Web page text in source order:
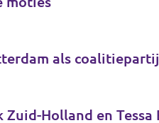
als coalitiepartij